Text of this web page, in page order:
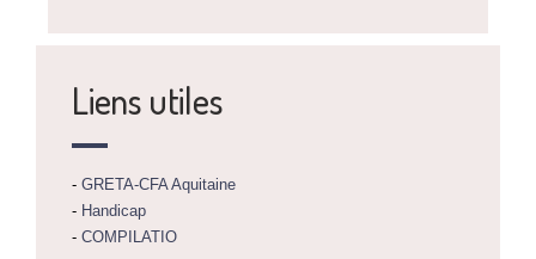
Liens utiles
- GRETA-CFA Aquitaine
- Handicap
- COMPILATIO